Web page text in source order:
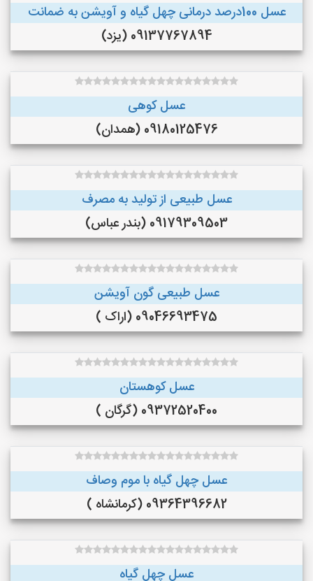
عسل 100درصد درمانی چهل گیاه و آویشن به ضمانت
09137767894 (یزد)
عسل کوهی
09180125476 (همدان)
عسل طبیعی از تولید به مصرف
09179309503 (بندر عباس)
عسل طبیعی گون آویشن
09046693475 (اراک )
عسل کوهستان
09372520400 (گرگان )
عسل چهل گیاه با موم وصاف
09364396682 (کرمانشاه )
عسل چهل گیاه